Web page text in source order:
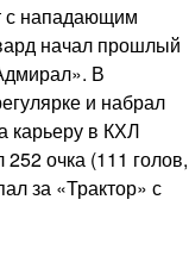
с нападающим
начал прошлый
В
и набрал
карьеру в КХЛ
очка (111 голов,
за «Трактор» с